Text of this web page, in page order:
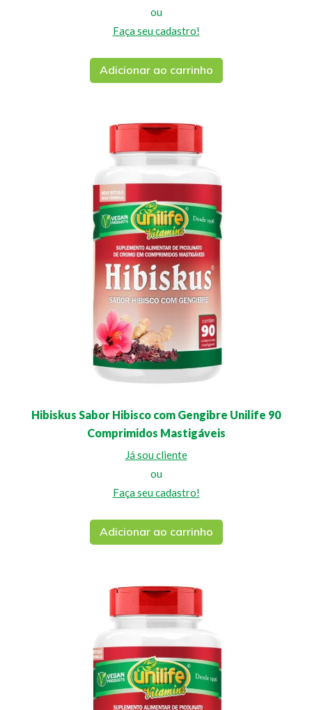
ou
Faça seu cadastro!
Adicionar ao carrinho
Hibiskus Sabor Hibisco com Gengibre Unilife 90
Comprimidos Mastigáveis
Já sou cliente
ou
Faça seu cadastro!
Adicionar ao carrinho